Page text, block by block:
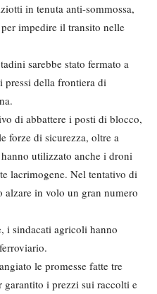
in tenuta anti-sommossa,
impedire il transito nelle
sarebbe stato fermato a
della frontiera di
di abbattere i posti di blocco,
forze di sicurezza, oltre a
utilizzato anche i droni
lacrimogene. Nel tentativo di
in volo un gran numero
i sindacati agricoli hanno
le promesse fatte tre
i prezzi sui raccolti e